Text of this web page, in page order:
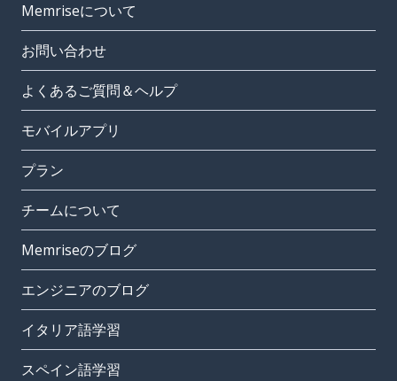
Memriseについて
お問い合わせ
よくあるご質問＆ヘルプ
モバイルアプリ
プラン
チームについて
Memriseのブログ
エンジニアのブログ
イタリア語学習
スペイン語学習